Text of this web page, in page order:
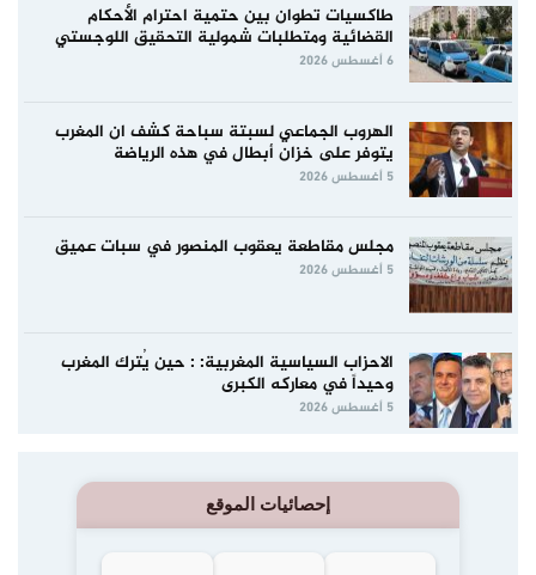
طاكسيات تطوان بين حتمية احترام الأحكام
القضائية ومتطلبات شمولية التحقيق اللوجستي
6 أغسطس 2026
الهروب الجماعي لسبتة سباحة كشف ان المغرب
يتوفر على خزان أبطال في هذه الرياضة
5 أغسطس 2026
مجلس مقاطعة يعقوب المنصور في سبات عميق
5 أغسطس 2026
الاحزاب السياسية المغربية: : حين يُترك المغرب
وحيداً في معاركه الكبرى
5 أغسطس 2026
إحصائيات الموقع